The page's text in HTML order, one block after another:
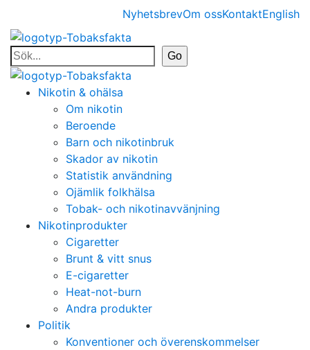
NyhetsbrevOm ossKontaktEnglish
Nikotin & ohälsa
Om nikotin
Beroende
Barn och nikotinbruk
Skador av nikotin
Statistik användning
Ojämlik folkhälsa
Tobak- och nikotinavvänjning
Nikotinprodukter
Cigaretter
Brunt & vitt snus
E-cigaretter
Heat-not-burn
Andra produkter
Politik
Konventioner och överenskommelser